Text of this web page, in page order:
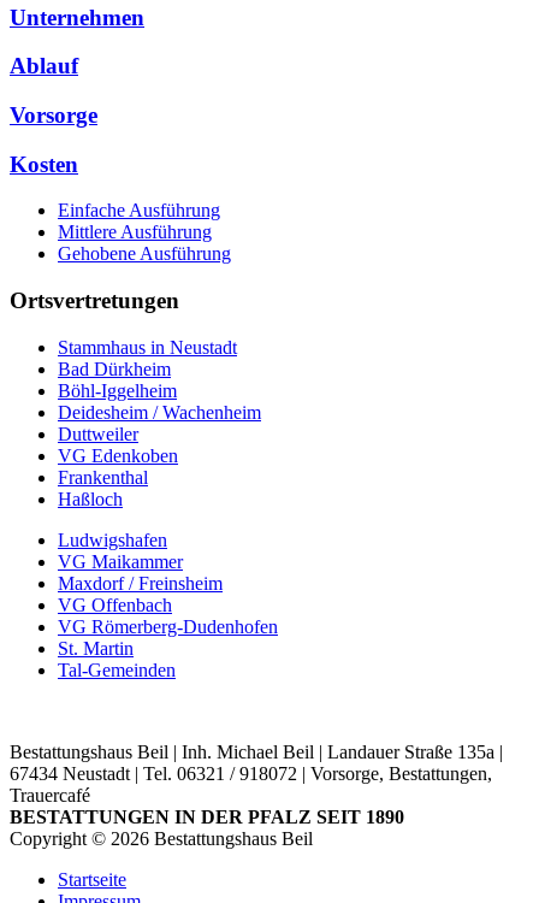
Unternehmen
Ablauf
Vorsorge
Kosten
Einfache Ausführung
Mittlere Ausführung
Gehobene Ausführung
Ortsvertretungen
Stammhaus in Neustadt
Bad Dürkheim
Böhl-Iggelheim
Deidesheim / Wachenheim
Duttweiler
VG Edenkoben
Frankenthal
Haßloch
Ludwigshafen
VG Maikammer
Maxdorf / Freinsheim
VG Offenbach
VG Römerberg-Dudenhofen
St. Martin
Tal-Gemeinden
Bestattungshaus Beil | Inh. Michael Beil | Landauer Straße 135a |
67434 Neustadt | Tel. 06321 / 918072 | Vorsorge, Bestattungen,
Trauercafé
BESTATTUNGEN IN DER PFALZ SEIT 1890
Copyright © 2026 Bestattungshaus Beil
Startseite